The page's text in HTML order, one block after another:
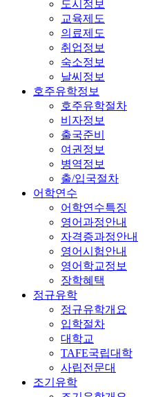
도시정보
교육제도
의료제도
취업정보
숙소정보
날씨정보
호주유학정보
호주유학절차
비자정보
출국준비
여권정보
병역정보
출/입국절차
어학연수
어학연수특징
영어과정안내
자격증과정안내
영어시험안내
영어학교정보
장학혜택
정규유학
정규유학개요
입학절차
대학교
TAFE국립대학
사립전문대
조기유학